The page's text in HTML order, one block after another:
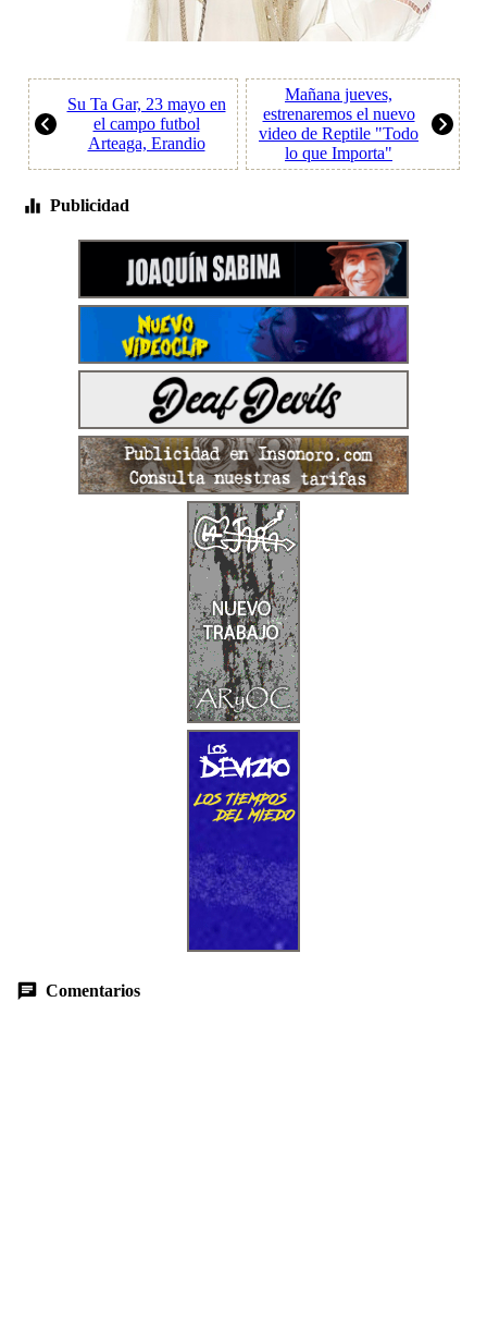
Su Ta Gar, 23 mayo en
el campo futbol
Arteaga, Erandio
Mañana jueves,
estrenaremos el nuevo
video de Reptile "Todo
lo que Importa"
Publicidad
Comentarios